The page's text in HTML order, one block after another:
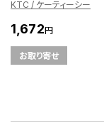
KTC / ケーティーシー
1,672円
お取り寄せ